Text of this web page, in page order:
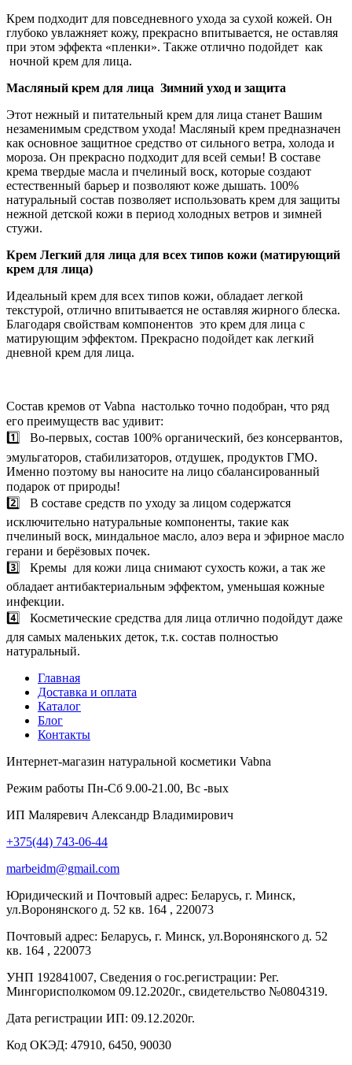
Крем подходит для повседневного ухода за сухой кожей. Он
глубоко увлажняет кожу, прекрасно впитывается, не оставляя
при этом эффекта «пленки». Также отлично подойдет как
ночной крем для лица.
Масляный крем для лица Зимний уход и защита
Этот нежный и питательный крем для лица станет Вашим
незаменимым средством ухода! Масляный крем предназначен
как основное защитное средство от сильного ветра, холода и
мороза. Он прекрасно подходит для всей семьи! В составе
крема твердые масла и пчелиный воск, которые создают
естественный барьер и позволяют коже дышать. 100%
натуральный состав позволяет использовать крем для защиты
нежной детской кожи в период холодных ветров и зимней
стужи.
Крем Легкий для лица для всех типов кожи (матирующий
крем для лица)
Идеальный крем для всех типов кожи, обладает легкой
текстурой, отлично впитывается не оставляя жирного блеска.
Благодаря свойствам компонентов это крем для лица с
матирующим эффектом. Прекрасно подойдет как легкий
дневной крем для лица.
Состав кремов от Vabna настолько точно подобран, что ряд
его преимуществ вас удивит:⠀
1️⃣ Во-первых, состав 100% органический, без консервантов,
эмульгаторов, стабилизаторов, отдушек, продуктов ГМО.⠀
Именно поэтому вы наносите на лицо сбалансированный
подарок от природы!⠀
2️⃣ В составе средств по уходу за лицом содержатся
исключительно натуральные компоненты, такие как
пчелиный воск, миндальное масло, алоэ вера и эфирное масло
герани и берёзовых почек.⠀
3️⃣ Кремы для кожи лица снимают сухость кожи, а так же
обладает антибактериальным эффектом, уменьшая кожные
инфекции.⠀
4️⃣ Косметические средства для лица отлично подойдут даже
для самых маленьких деток, т.к. состав полностью
натуральный.
Главная
Доставка и оплата
Каталог
Блог
Контакты
Интернет-магазин натуральной косметики Vabna
Режим работы Пн-Сб 9.00-21.00, Вс -вых
ИП Маляревич Александр Владимирович
+375(44) 743-06-44
marbeidm@gmail.com
Юридический и Почтовый адрес: Беларусь, г. Минск,
ул.Воронянского д. 52 кв. 164 , 220073
Почтовый адрес: Беларусь, г. Минск, ул.Воронянского д. 52
кв. 164 , 220073
УНП 192841007, Cведения о гос.регистрации: Рег.
Мингорисполкомом 09.12.2020г., свидетельство №0804319.
Дата регистрации ИП: 09.12.2020г.
Код ОКЭД: 47910, 6450, 90030